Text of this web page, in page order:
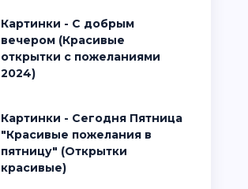
Картинки - С добрым
вечером (Красивые
открытки с пожеланиями
2024)
Картинки - Сегодня Пятница
"Красивые пожелания в
пятницу" (Открытки
красивые)